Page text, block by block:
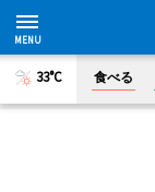
33°C 食べる